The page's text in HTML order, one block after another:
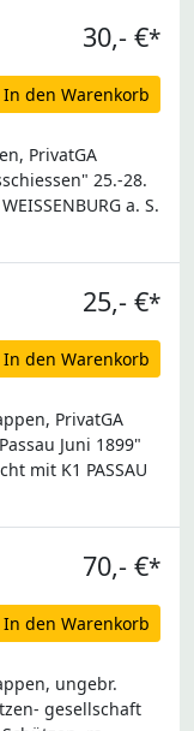
30,- €*
In den Warenkorb
PrivatGA
25.-28.
a. S.
25,- €*
In den Warenkorb
PrivatGA
Juni 1899"
mit K1 PASSAU
70,- €*
In den Warenkorb
ungebr.
gesellschaft